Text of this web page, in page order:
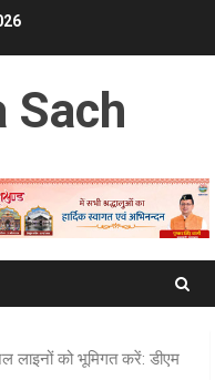
Sach
लाइनों को भूमिगत करें: डीएम